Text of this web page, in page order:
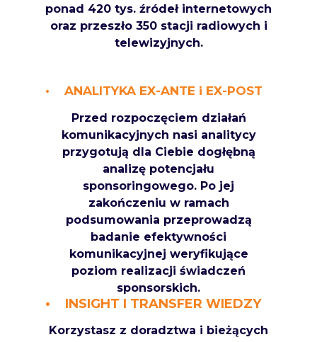
ponad 420 tys. źródeł internetowych
oraz przeszło 350 stacji radiowych i
telewizyjnych.
ANALITYKA EX-ANTE i EX-POST
Przed rozpoczęciem działań
komunikacyjnych nasi analitycy
przygotują dla Ciebie dogłębną
analizę potencjału
sponsoringowego. Po jej
zakończeniu w ramach
podsumowania przeprowadzą
badanie efektywności
komunikacyjnej weryfikujące
poziom realizacji świadczeń
sponsorskich.
INSIGHT I TRANSFER WIEDZY
Korzystasz z doradztwa i bieżących